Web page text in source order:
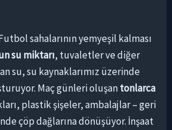
sahalarının yemyeşil kalması
su miktarı, tuvaletler ve diğer
su, su kaynaklarımız üzerinde
Maç günleri oluşantonlarca
plastik şişeler, ambalajlar – geri
çöp dağlarına dönüşüyor. İnşaat